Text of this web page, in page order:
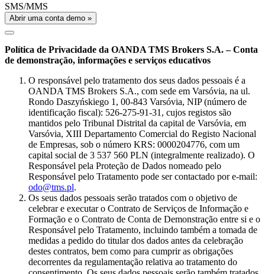
SMS/MMS
Abrir uma conta demo »
Política de Privacidade da OANDA TMS Brokers S.A. – Conta
de demonstração, informações e serviços educativos
O responsável pelo tratamento dos seus dados pessoais é a
OANDA TMS Brokers S.A., com sede em Varsóvia, na ul.
Rondo Daszyńskiego 1, 00-843 Varsóvia, NIP (número de
identificação fiscal): 526-275-91-31, cujos registos são
mantidos pelo Tribunal Distrital da capital de Varsóvia, em
Varsóvia, XIII Departamento Comercial do Registo Nacional
de Empresas, sob o número KRS: 0000204776, com um
capital social de 3 537 560 PLN (integralmente realizado). O
Responsável pela Proteção de Dados nomeado pelo
Responsável pelo Tratamento pode ser contactado por e-mail:
odo@tms.pl.
Os seus dados pessoais serão tratados com o objetivo de
celebrar e executar o Contrato de Serviços de Informação e
Formação e o Contrato de Conta de Demonstração entre si e o
Responsável pelo Tratamento, incluindo também a tomada de
medidas a pedido do titular dos dados antes da celebração
destes contratos, bem como para cumprir as obrigações
decorrentes da regulamentação relativa ao tratamento do